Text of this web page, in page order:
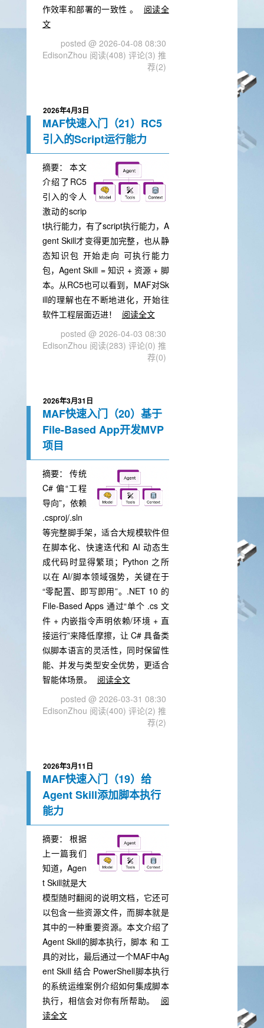
作效率和部署的一致性 。
阅读全
文
posted @ 2026-04-08 08:30
EdisonZhou 阅读(408) 评论(3) 推
荐(2)
2026年4月3日
MAF快速入门（21）RC5
引入的Script运行能力
摘要：本文
介绍了RC5
引入的令人
激动的scrip
t执行能力，有了script执行能力，A
gent Skill才变得更加完整，也从静
态知识包 开始走向 可执行能力
包，Agent Skill = 知识 + 资源 + 脚
本。从RC5也可以看到，MAF对Sk
ill的理解也在不断地进化，开始往
软件工程层面迈进！
阅读全文
posted @ 2026-04-03 08:30
EdisonZhou 阅读(283) 评论(0) 推
荐(0)
2026年3月31日
MAF快速入门（20）基于
File-Based App开发MVP
项目
摘要：传统
C# 偏“工程
导向”，依赖
.csproj/.sln
等完整脚手架，适合大规模软件但
在脚本化、快速迭代和 AI 动态生
成代码时显得繁琐；Python 之所
以在 AI/脚本领域强势，关键在于
“零配置、即写即用”。.NET 10 的
File-Based Apps 通过“单个 .cs 文
件 + 内嵌指令声明依赖/环境 + 直
接运行”来降低摩擦，让 C# 具备类
似脚本语言的灵活性，同时保留性
能、并发与类型安全优势，更适合
智能体场景。
阅读全文
posted @ 2026-03-31 08:30
EdisonZhou 阅读(400) 评论(2) 推
荐(2)
2026年3月11日
MAF快速入门（19）给
Agent Skill添加脚本执行
能力
摘要：根据
上一篇我们
知道，Agen
t Skill就是大
模型随时翻阅的说明文档，它还可
以包含一些资源文件，而脚本就是
其中的一种重要资源。本文介绍了
Agent Skill的脚本执行，脚本 和 工
具的对比，最后通过一个MAF中Ag
ent Skill 结合 PowerShell脚本执行
的系统运维案例介绍如何集成脚本
执行，相信会对你有所帮助。
阅
读全文